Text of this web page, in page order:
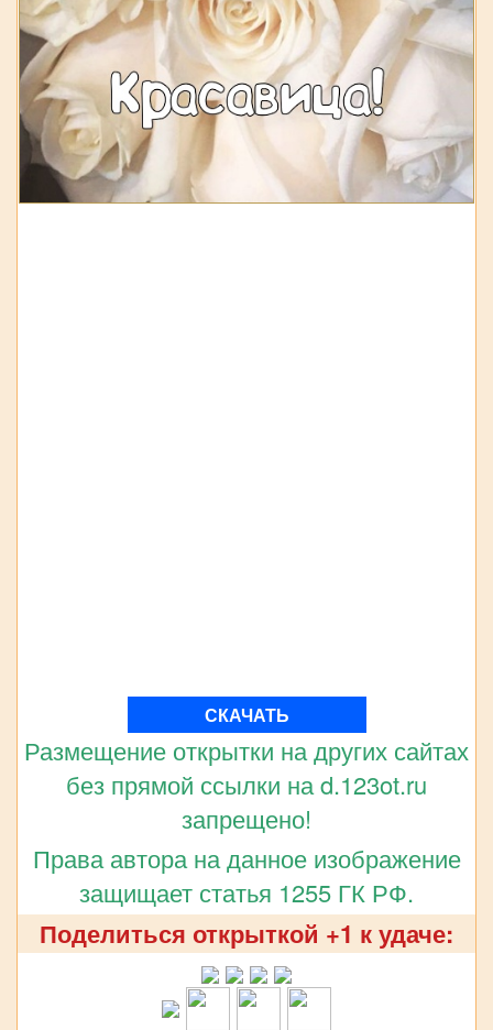
СКАЧАТЬ
Размещение открытки на других сайтах
без прямой ссылки на d.123ot.ru
запрещено!
Права автора на данное изображение
защищает статья 1255 ГК РФ.
Поделиться открыткой +1 к удаче: